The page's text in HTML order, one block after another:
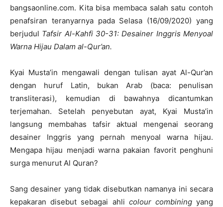
bangsaonline.com. Kita bisa membaca salah satu contoh
penafsiran teranyarnya pada Selasa (16/09/2020) yang
berjudul Tafsir Al-Kahfi 30-31: Desainer Inggris Menyoal
Warna Hijau Dalam al-Qur’an.
Kyai Musta’in mengawali dengan tulisan ayat Al-Qur’an
dengan huruf Latin, bukan Arab (baca: penulisan
transliterasi), kemudian di bawahnya dicantumkan
terjemahan. Setelah penyebutan ayat, Kyai Musta’in
langsung membahas tafsir aktual mengenai seorang
desainer Inggris yang pernah menyoal warna hijau.
Mengapa hijau menjadi warna pakaian favorit penghuni
surga menurut Al Quran?
Sang desainer yang tidak disebutkan namanya ini secara
kepakaran disebut sebagai ahli colour combiningyang